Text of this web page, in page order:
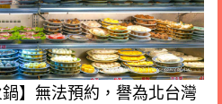
】無法預約，譽為北台灣